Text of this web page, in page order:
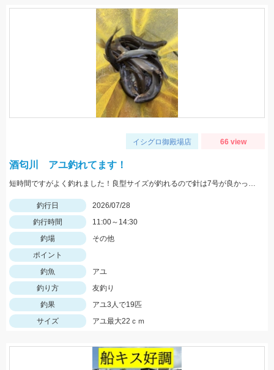
イシグロ御殿場店 66 view
酒匂川 アユ釣れてます！
短時間ですがよく釣れました！良型サイズが釣れるので針は7号が良かったです！
釣行日
2026/07/28
釣行時間
11:00～14:30
釣場
その他
ポイント
釣魚
アユ
釣り方
友釣り
釣果
アユ3人で19匹
サイズ
アユ最大22ｃｍ